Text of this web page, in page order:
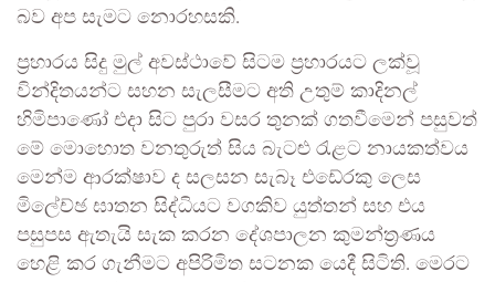
බව අප සැමට නොරහසකි.
ප්‍රහාරය සිදු මුල් අවස්ථාවේ සිටම ප්‍රහාරයට ලක්වූ
වින්දිතයන්ට සහන සැලසීමට අති උතුම් කාදිනල්
හිමිපාණෝ එදා සිට පුරා වසර තුනක් ගතවීමෙන් පසුවත්
මේ මොහොත වනතුරුත් සිය බැටළු රැළට නායකත්වය
මෙන්ම ආරක්ෂාව ද සලසන සැබෑ එඩේරකු ලෙස
මිලේච්ඡ ඝාතන සිද්ධියට වගකිව යුත්තන් සහ එය
පසුපස ඇතැයි සැක කරන දේශපාලන කුමන්ත්‍රණය
හෙළි කර ගැනීමට අපිරිමිත සටනක යෙදී සිටිති. මෙරට